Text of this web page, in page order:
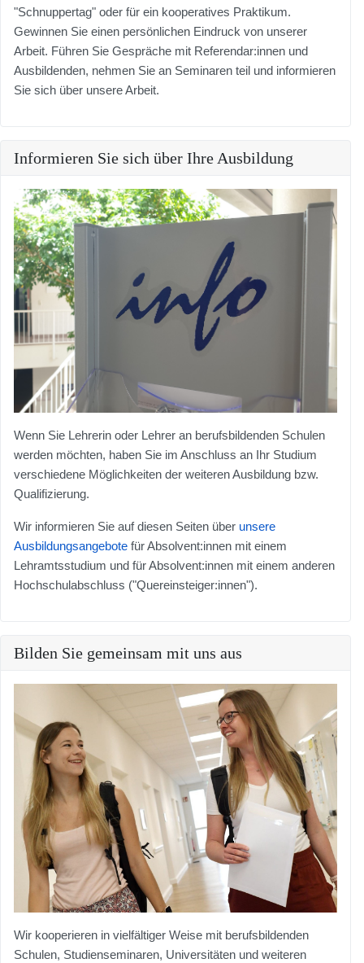
"Schnuppertag" oder für ein kooperatives Praktikum.
Gewinnen Sie einen persönlichen Eindruck von unserer
Arbeit. Führen Sie Gespräche mit Referendar:innen und
Ausbildenden, nehmen Sie an Seminaren teil und informieren
Sie sich über unsere Arbeit.
Informieren Sie sich über Ihre Ausbildung
Wenn Sie Lehrerin oder Lehrer an berufsbildenden Schulen
werden möchten, haben Sie im Anschluss an Ihr Studium
verschiedene Möglichkeiten der weiteren Ausbildung bzw.
Qualifizierung.
Wir informieren Sie auf diesen Seiten über unsere
Ausbildungsangebote für Absolvent:innen mit einem
Lehramtsstudium und für Absolvent:innen mit einem anderen
Hochschulabschluss ("Quereinsteiger:innen").
Bilden Sie gemeinsam mit uns aus
Wir kooperieren in vielfältiger Weise mit berufsbildenden
Schulen, Studienseminaren, Universitäten und weiteren